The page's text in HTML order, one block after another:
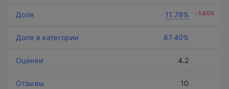
11.79% -1.60%
67.40%
4.2
10
политикой конфиденциальности